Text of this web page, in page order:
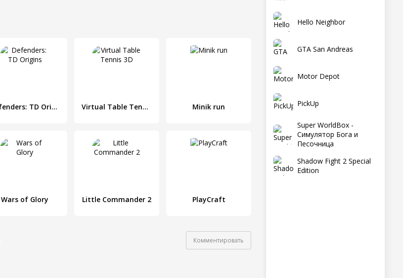
Hello Neighbor
GTA San Andreas
Motor Depot
PickUp
Super WorldBox -
Симулятор Бога и
Песочница
Shadow Fight 2 Special
Edition
Defenders: TD Origins Virtual Table Tennis 3D Minik run
Wars of Glory Little Commander 2 PlayCraft
Комментировать